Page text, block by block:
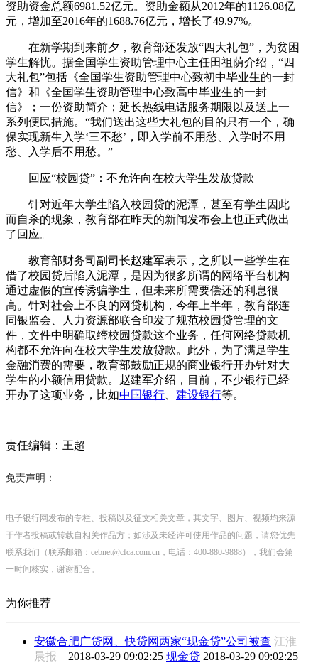
资助资金总额6981.52亿元。资助金额从2012年的1126.08亿
元，增加至2016年的1688.76亿元，增长了49.97%。
在新学期到来前夕，教育部还发放“四大礼包”，为贫困
学生解忧。据全国学生资助管理中心主任田祖荫介绍，“四
大礼包”包括《全国学生资助管理中心致初中毕业生的一封
信》和《全国学生资助管理中心致高中毕业生的一封
信》；一份资助简介；延长热线电话服务期限以及送上一
系列便民措施。“我们送出这些大礼包的目的只有一个，确
保实现新生入学‘三不愁’，即入学前不用愁、入学时不用
愁、入学后不用愁。”
回应“校园贷”：不允许向在校大学生发放贷款
针对近年大学生陷入校园贷的泥潭，甚至有学生因此
而自杀的现象，教育部在昨天的新闻发布会上也正式做出
了回应。
教育部财务司副司长赵建军表示，之所以一些学生在
借了校园贷后陷入泥潭，是因为很多所谓的网络平台机构
通过虚假的宣传诱骗学生，但未来所需要偿还的利息很
高。针对社会上不良的网贷机构，今年上半年，教育部连
同银监会、人力资源部联合印发了规范校园贷管理的文
件，文件中明确取缔校园贷款这个业务，任何网络贷款机
构都不允许向在校大学生发放贷款。此外，为了满足学生
金融消费的需要，教育部鼓励正规的商业银行开办针对大
学生的小额信用贷款。赵建军介绍，目前，不少银行已经
开办了这项业务，比如中国银行 建设银行等。
责任编辑：王超
免责声明：
电子银行网发布的专栏、投稿以及征文相关文章，其文字、图片、视频均来源
于作者投稿或转载自相关作品方；如涉及未经许可使用作品的问题，请您优先
联系我们（联系邮箱：cebnet@cfca.com.cn，电话：400-880-9888），我们会第
一时间核实，谢谢配合。
为你推荐
安徽合肥广贷网、快贷网两家“现金贷”公司被查 江淮
晨报 2018-03-29 09:02:25 现金贷 2018-03-29 09:02:25